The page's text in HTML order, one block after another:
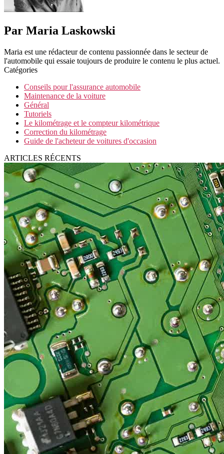
Par Maria Laskowski
Maria est une rédacteur de contenu passionnée dans le secteur de
l'automobile qui essaie toujours de produire le contenu le plus actuel.
Catégories
Conseils pour l'assurance automobile
Maintenance de la voiture
Général
Tutoriels
Le kilométrage et le compteur kilométrique
Correction du kilométrage
Guide de l'acheteur de voitures d'occasion
ARTICLES RÉCENTS